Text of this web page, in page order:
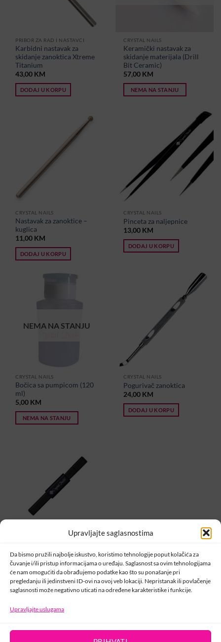
Upravljajte saglasnostima
Da bismo pružili najbolje iskustvo, koristimo tehnologije poput kolačića za
čuvanje i/ili pristup informacijama o uređaju. Saglasnost sa ovim tehnologijama
će nam omogućiti da obrađujemo podatke kao što su ponašanje pri
pregledanju ili jedinstveni ID-ovi na ovoj veb lokaciji. Nepristanak ili povlačenje
saglasnosti može negativno uticati na određene karakteristike i funkcije.
Upravljajte uslugama
PRIBOR ZA RAD I NASTAVCI
Karbidni nastavak za
skidanje zanoktica Xtreme
Titanium
43,00 KM
DODAJ U KORPU
CRYSTAL NAILS
Keramički nastavak za
skidanje materijala (Drill
Bit Ceramic)
57,00 KM
NEMA NA STANJU
CRYSTAL NAILS
Nastavak za zanoktice –
kuglica
11,00 KM
DODAJ U KORPU
CRYSTAL NAILS
Pinceta za naljepnice
13,00 KM
DODAJ U KORPU
NEMA NA STANJU
CRYSTAL NAILS
Bočica sa pumpicom (120
ml)
5,00 KM
NEMA NA STANJU
CRYSTAL NAILS
Pogurivač zanoktica
24,00 KM
DODAJ U KORPU
Infinity
11,00KM
DODAJ U KORPU